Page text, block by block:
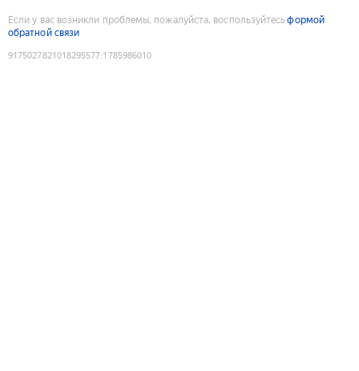
Если у вас возникли проблемы, пожалуйста, воспользуйтесьформой
обратной связи
9175027821018295577:1785986010